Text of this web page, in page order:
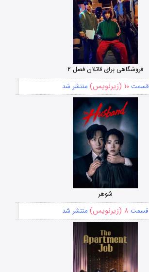
فروشگاهی برای قاتلان فصل ۲
قسمت۱۰ (زیرنویس) منتشر شد
شوهر
قسمت ۸ (زیرنویس) منتشر شد